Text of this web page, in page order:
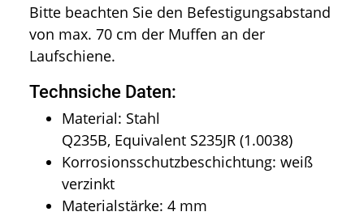
Bitte beachten Sie den Befestigungsabstand
von max. 70 cm der Muffen an der
Laufschiene.
Technsiche Daten:
Material: Stahl
Q235B, Equivalent S235JR (1.0038)
Korrosionsschutzbeschichtung: weiß
verzinkt
Materialstärke: 4 mm